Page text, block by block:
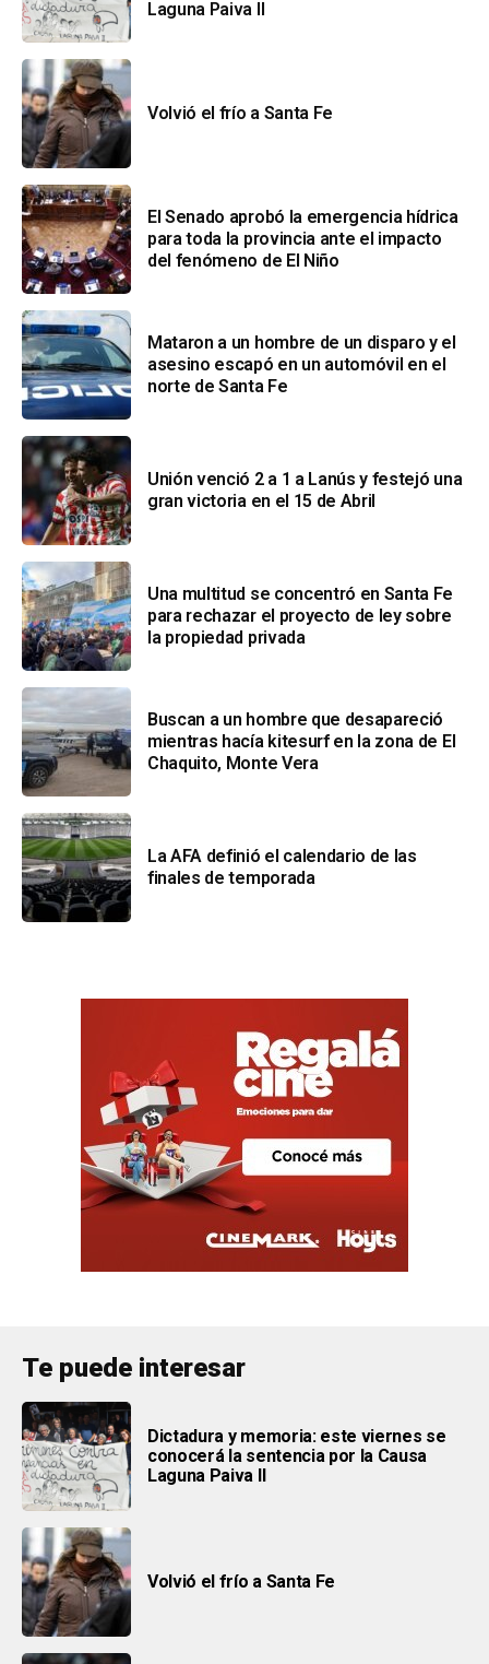
Laguna Paiva II
Volvió el frío a Santa Fe
El Senado aprobó la emergencia hídrica
para toda la provincia ante el impacto
del fenómeno de El Niño
Mataron a un hombre de un disparo y el
asesino escapó en un automóvil en el
norte de Santa Fe
Unión venció 2 a 1 a Lanús y festejó una
gran victoria en el 15 de Abril
Una multitud se concentró en Santa Fe
para rechazar el proyecto de ley sobre
la propiedad privada
Buscan a un hombre que desapareció
mientras hacía kitesurf en la zona de El
Chaquito, Monte Vera
La AFA definió el calendario de las
finales de temporada
Te puede interesar
Dictadura y memoria: este viernes se
conocerá la sentencia por la Causa
Laguna Paiva II
Volvió el frío a Santa Fe